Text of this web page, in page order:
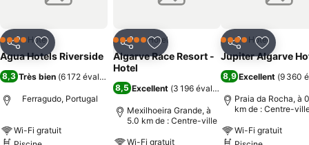
salles de bain incluent les produits de toilette afin de répondre aux
des chambres familiales et des chambres non-fumeur.
Sport/Animations: Par une journée de grosse chaleur, rien de tel que
de piquer une tête dans la piscine couverte ou celle de plein air pour
se rafraîchir. Les clients pourront lézarder sur les chaises longues
ombragées par des parasols de l'espace bain de soleil. Des
prestataires externes proposent vélo/VTT, tennis, golf, pêche et
équitation. De plus, possibilité de faire de la plongée grâce à des
prestataires externes. Les vacanciers se verront proposer une salle
PartagerAjouter à mes favoris
4 ÉtoilesHôtel
Agua Hotels Riverside
8,3 Très bien (6 172 évaluations
Ferragudo, Portugal
Wi-Fi gratuit
PartagerAjouter à mes favoris
5 Étoiles Hôtel
Algarve Race Resort -
Hotel
8,5 Excellent (3 196 évaluations
Mexilhoeira Grande, à
5.0 km de : Centre-ville
Wi-Fi gratuit
PartagerAjouter
4 ÉtoilesHôtel
Jupiter Algarve
8,9 Excellent (9 360
Praia da Rocha, à
km de : Centre-
Wi-Fi gratuit